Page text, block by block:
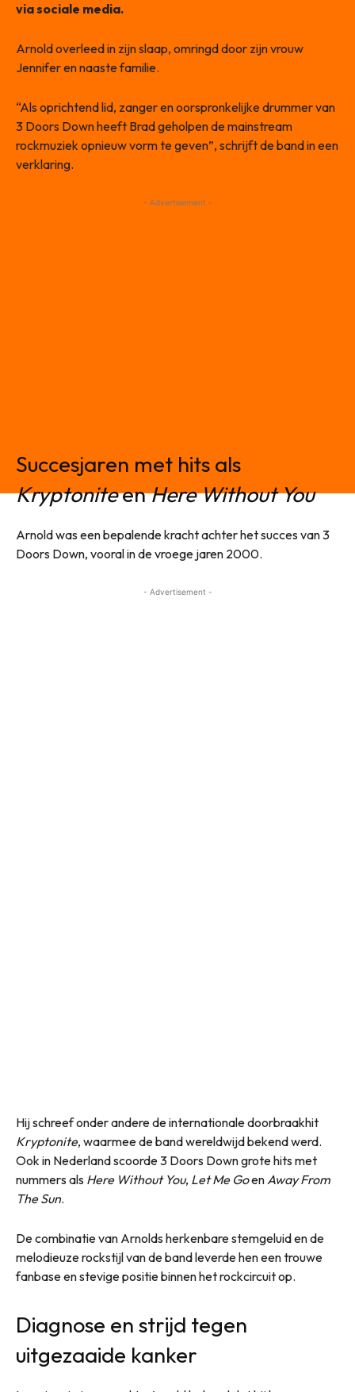
via sociale media.
Arnold overleed in zijn slaap, omringd door zijn vrouw
Jennifer en naaste familie.
“Als oprichtend lid, zanger en oorspronkelijke drummer van
3 Doors Down heeft Brad geholpen de mainstream
rockmuziek opnieuw vorm te geven”, schrijft de band in een
verklaring.
- Advertisement -
Succesjaren met hits als
KryptoniteenHere Without You
Arnold was een bepalende kracht achter het succes van 3
Doors Down, vooral in de vroege jaren 2000.
- Advertisement -
Hij schreef onder andere de internationale doorbraakhit
Kryptonite, waarmee de band wereldwijd bekend werd.
Ook in Nederland scoorde 3 Doors Down grote hits met
nummers als Here Without You, Let Me GoenAway From
The Sun.
De combinatie van Arnolds herkenbare stemgeluid en de
melodieuze rockstijl van de band leverde hen een trouwe
fanbase en stevige positie binnen het rockcircuit op.
Diagnose en strijd tegen
uitgezaaide kanker